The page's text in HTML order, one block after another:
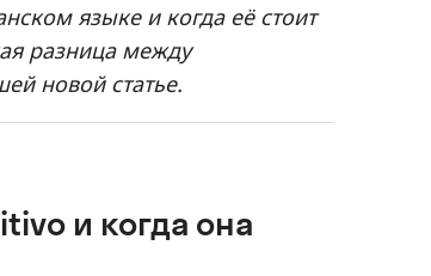
языке и когда её стоит
разница между
новой статье.
и когда она